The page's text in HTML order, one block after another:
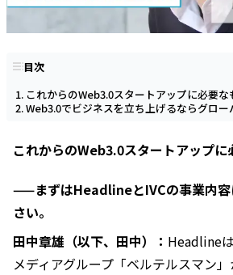
目次
これからのWeb3.0スタートアップに必要な
Web3.0でビジネスを立ち上げるならグロ
これからのWeb3.0スタートアップに
——まずはHeadlineとIVCの事業内容
さい。
田中章雄（以下、田中）： Headline
メディアグループ「ベルテルスマン